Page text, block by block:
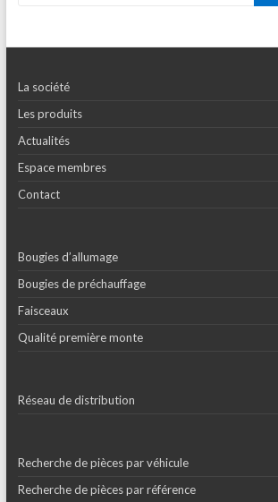
La société
Les produits
Actualités
Espace membres
Contact
Bougies d’allumage
Bougies de préchauffage
Faisceaux
Qualité première monte
Réseau de distribution
Recherche de pièces par véhicule
Recherche de pièces par référence